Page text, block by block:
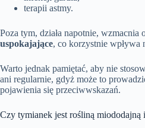
terapii astmy.
Poza tym, działa napotnie, wzmacnia
uspokajające, co korzystnie wpływa
Warto jednak pamiętać, aby nie
ani regularnie, gdyż może to
pojawienia się przeciwwskazań.
Czy tymianek jest rośliną miododajną